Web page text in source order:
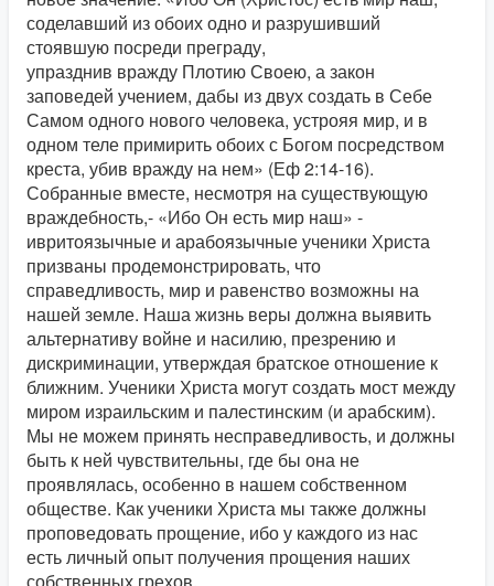
соделавший из обоих одно и разрушивший
стоявшую посреди преграду,
упразднив вражду Плотию Своею, а закон
заповедей учением, дабы из двух создать в Себе
Самом одного нового человека, устрояя мир, и в
одном теле примирить обоих с Богом посредством
креста, убив вражду на нем» (Еф 2:14-16).
Собранные вместе, несмотря на существующую
враждебность,- «Ибо Он есть мир наш» -
ивритоязычные и арабоязычные ученики Христа
призваны продемонстрировать, что
справедливость, мир и равенство возможны на
нашей земле. Наша жизнь веры должна выявить
альтернативу войне и насилию, презрению и
дискриминации, утверждая братское отношение к
ближним. Ученики Христа могут создать мост между
миром израильским и палестинским (и арабским).
Мы не можем принять несправедливость, и должны
быть к ней чувствительны, где бы она не
проявлялась, особенно в нашем собственном
обществе. Как ученики Христа мы также должны
проповедовать прощение, ибо у каждого из нас
есть личный опыт получения прощения наших